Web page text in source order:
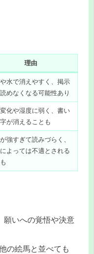
理由
水で消えやすく、掲示
めなくなる可能性あり
化や湿度に弱く、書い
が消えることも
強すぎて読みづらく、
よっては不適とされる
願いへの覚悟や決意
の絵馬と並べても